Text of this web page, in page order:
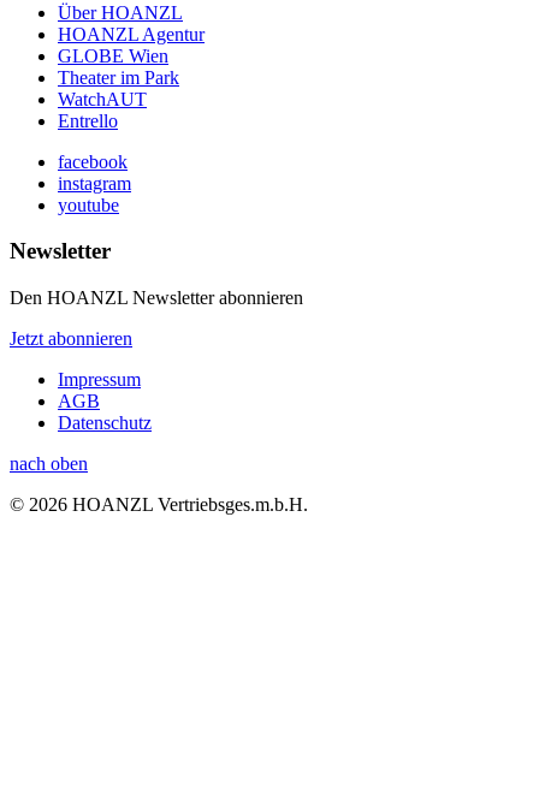
Über HOANZL
HOANZL Agentur
GLOBE Wien
Theater im Park
WatchAUT
Entrello
facebook
instagram
youtube
Newsletter
Den HOANZL Newsletter abonnieren
Jetzt abonnieren
Impressum
AGB
Datenschutz
nach oben
© 2026 HOANZL Vertriebsges.m.b.H.